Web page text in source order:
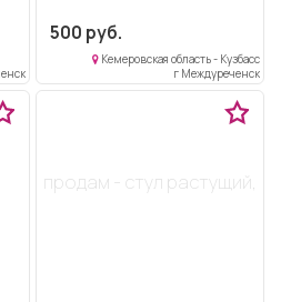
500 руб.
Кемеровская область - Кузбасс
г Междуреченск
продам - стул растущий,